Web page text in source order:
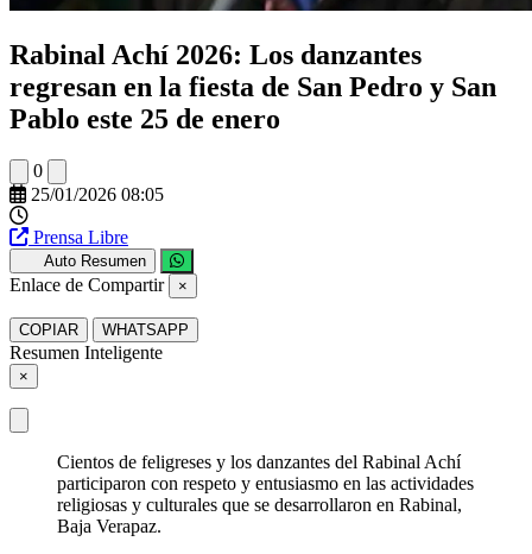
Rabinal Achí 2026: Los danzantes
regresan en la fiesta de San Pedro y San
Pablo este 25 de enero
0
25/01/2026 08:05
Prensa Libre
Auto Resumen
Enlace de Compartir ×
COPIAR WHATSAPP
Resumen Inteligente
×
Cientos de feligreses y los danzantes del Rabinal Achí
participaron con respeto y entusiasmo en las actividades
religiosas y culturales que se desarrollaron en Rabinal,
Baja Verapaz.